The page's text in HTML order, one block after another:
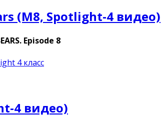
(M8, Spotlight-4 видео)
Episode 8
4 класс
4 видео)